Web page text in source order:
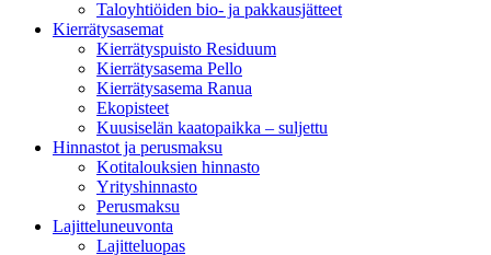
Taloyhtiöiden bio- ja pakkausjätteet
Kierrätysasemat
Kierrätyspuisto Residuum
Kierrätysasema Pello
Kierrätysasema Ranua
Ekopisteet
Kuusiselän kaatopaikka – suljettu
Hinnastot ja perusmaksu
Kotitalouksien hinnasto
Yrityshinnasto
Perusmaksu
Lajitteluneuvonta
Lajitteluopas